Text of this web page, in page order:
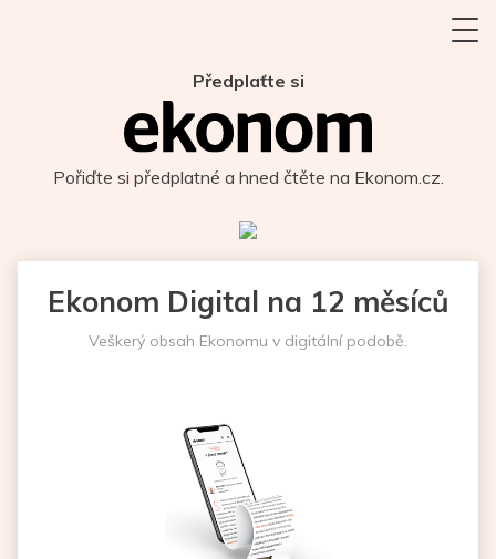
Předplaťte si
Pořiďte si předplatné a hned čtěte na Ekonom.cz.
Ekonom Digital na 12 měsíců
Veškerý obsah Ekonomu v digitální podobě.